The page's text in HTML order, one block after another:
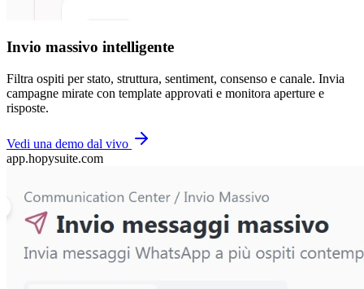
Invio massivo intelligente
Filtra ospiti per stato, struttura, sentiment, consenso e canale. Invia
campagne mirate con template approvati e monitora aperture e
risposte.
Vedi una demo dal vivo
app.hopysuite.com